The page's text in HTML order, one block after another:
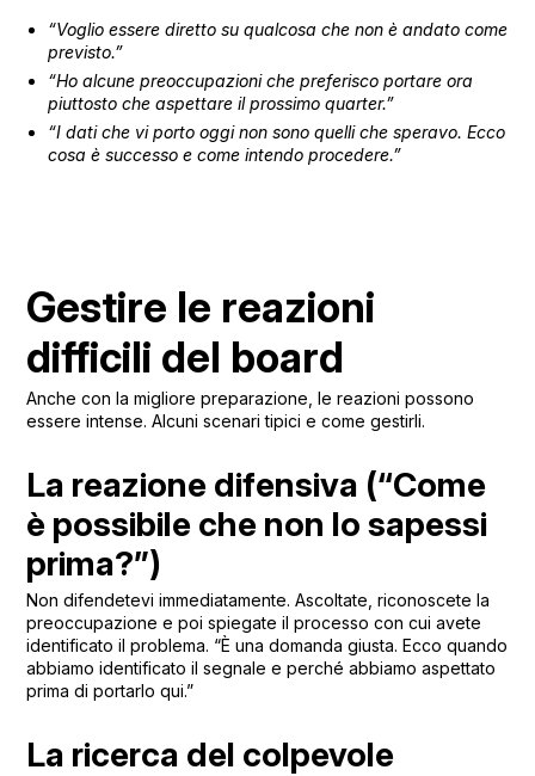
“Voglio essere diretto su qualcosa che non è andato come
previsto.”
“Ho alcune preoccupazioni che preferisco portare ora
piuttosto che aspettare il prossimo quarter.”
“I dati che vi porto oggi non sono quelli che speravo. Ecco
cosa è successo e come intendo procedere.”
Gestire le reazioni
difficili del board
Anche con la migliore preparazione, le reazioni possono
essere intense. Alcuni scenari tipici e come gestirli.
La reazione difensiva (“Come
è possibile che non lo sapessi
prima?”)
Non difendetevi immediatamente. Ascoltate, riconoscete la
preoccupazione e poi spiegate il processo con cui avete
identificato il problema. “È una domanda giusta. Ecco quando
abbiamo identificato il segnale e perché abbiamo aspettato
prima di portarlo qui.”
La ricerca del colpevole